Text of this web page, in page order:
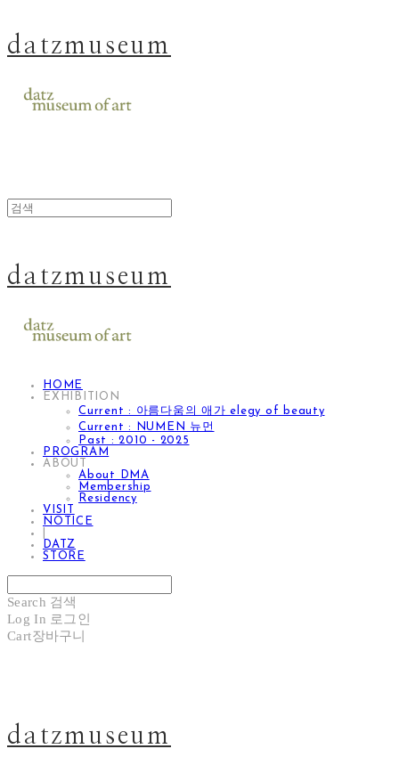
datzmuseum
datzmuseum
HOME
EXHIBITION
Current : 아름다움의 애가 elegy of beauty
Current : NUMEN 뉴먼
Past : 2010 - 2025
PROGRAM
ABOUT
About DMA
Membership
Residency
VISIT
NOTICE
DATZ
STORE
Search 검색
Log In 로그인
Cart장바구니
datzmuseum